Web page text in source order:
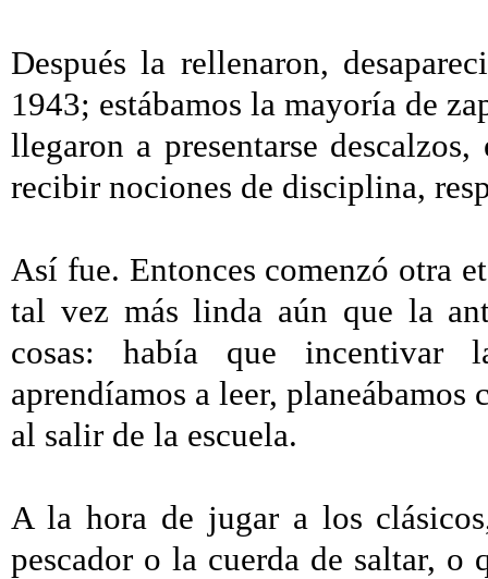
Después la rellenaron,
1943; estábamos la mayoría de
llegaron a presentarse
recibir nociones de disciplina,
Así fue. Entonces comenzó otra
tal vez más linda aún que la
cosas: había que incentivar
aprendíamos a leer,
al salir de la escuela.
A la hora de jugar a los
pescador o la cuerda de saltar, o